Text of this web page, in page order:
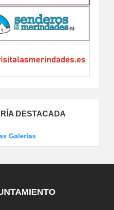
DESTACADA
Galerías